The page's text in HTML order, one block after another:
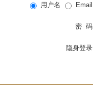
用户名 Email
密 码
隐身登录